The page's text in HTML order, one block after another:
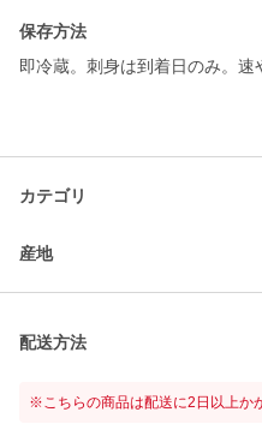
保存方法
即冷蔵。刺身は到着日のみ。速
カテゴリ
産地
配送方法
※こちらの商品は配送に2日以上か